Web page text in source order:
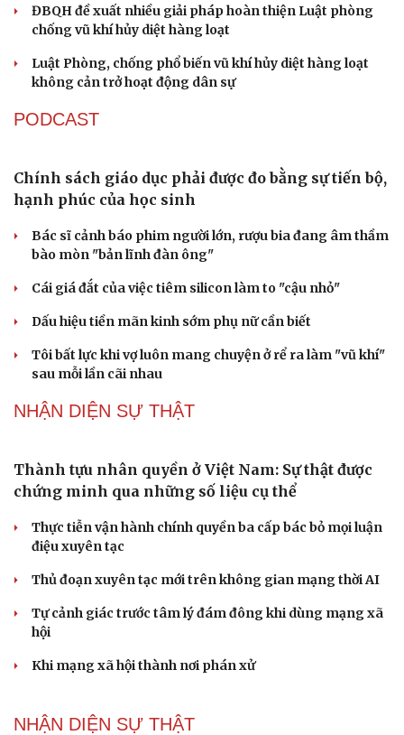
Du lịch
Tư vấn
Săn Tour
Câu chuyện thời sự
Kể chuyện cho bé
Hạt giống tâm hồn
ĐBQH đề xuất nhiều giải pháp hoàn thiện Luật phòng
chống vũ khí hủy diệt hàng loạt
Luật Phòng, chống phổ biến vũ khí hủy diệt hàng loạt
không cản trở hoạt động dân sự
PODCAST
Chính sách giáo dục phải được đo bằng sự tiến bộ,
hạnh phúc của học sinh
Bác sĩ cảnh báo phim người lớn, rượu bia đang âm thầm
bào mòn "bản lĩnh đàn ông"
Cái giá đắt của việc tiêm silicon làm to "cậu nhỏ"
Dấu hiệu tiền mãn kinh sớm phụ nữ cần biết
Tôi bất lực khi vợ luôn mang chuyện ở rể ra làm "vũ khí"
sau mỗi lần cãi nhau
NHẬN DIỆN SỰ THẬT
Thành tựu nhân quyền ở Việt Nam: Sự thật được
chứng minh qua những số liệu cụ thể
Thực tiễn vận hành chính quyền ba cấp bác bỏ mọi luận
điệu xuyên tạc
Thủ đoạn xuyên tạc mới trên không gian mạng thời AI
Tự cảnh giác trước tâm lý đám đông khi dùng mạng xã
hội
Khi mạng xã hội thành nơi phán xử
NHẬN DIỆN SỰ THẬT